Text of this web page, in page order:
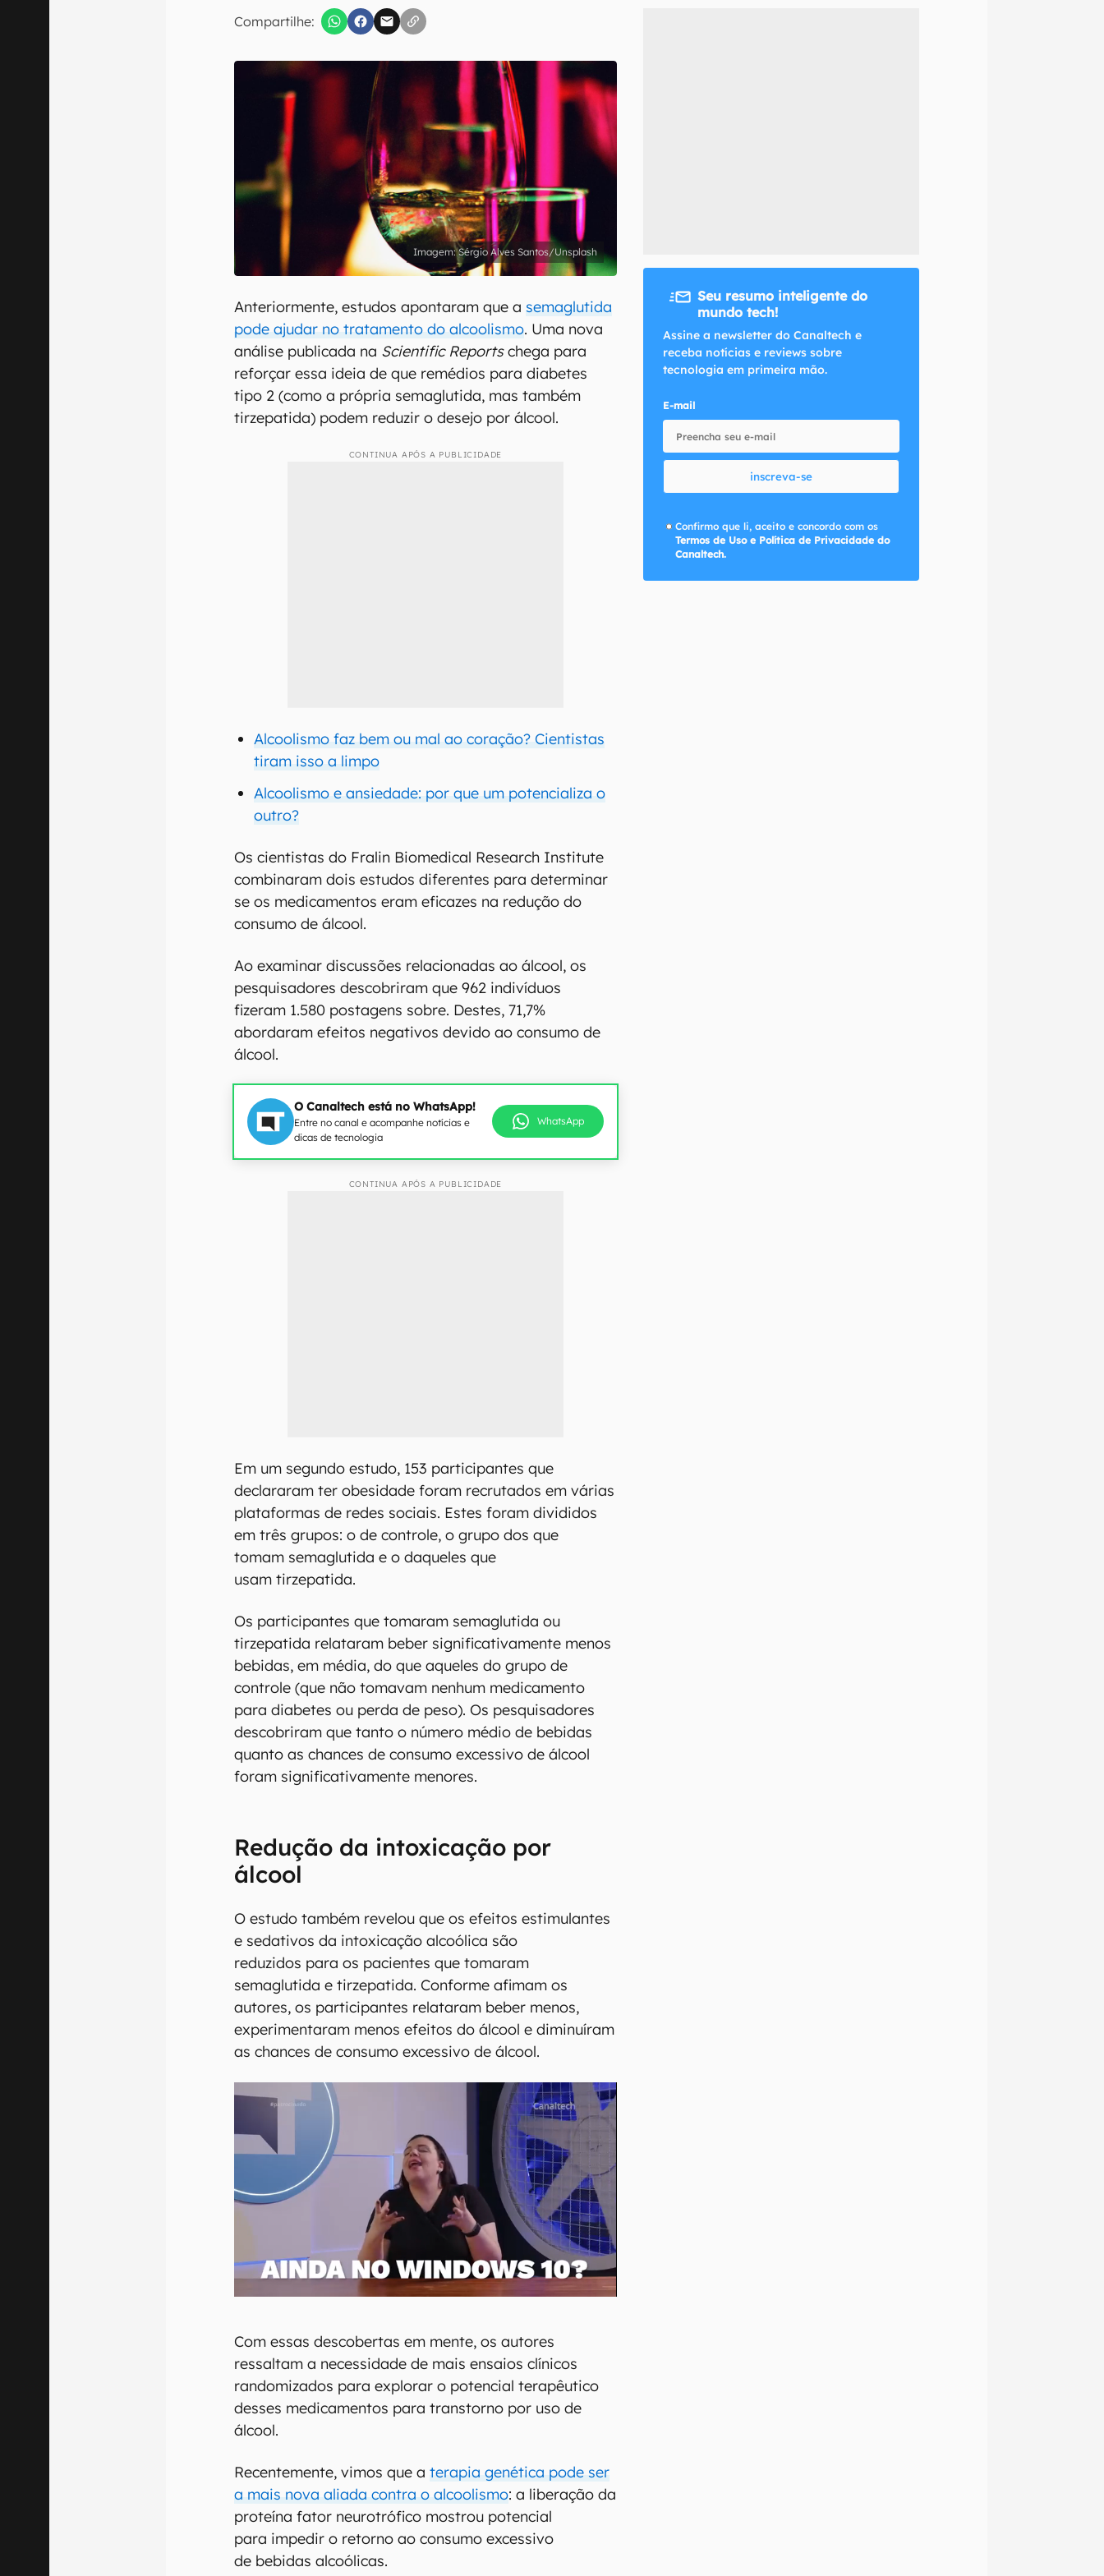
Compartilhe:
Confirmo que li, aceito e concordo com os Termos de Uso e Política de Privacidade do Canaltech.
Sérgio Alves Santos/Unsplash
Anteriormente, estudos apontaram que asemaglutida
pode ajudar no tratamento do alcoolismo. Uma nova
análise publicada na Scientific Reportschega para
reforçar essa ideia de que remédios para diabetes
tipo 2 (como a própria semaglutida, mas também
tirzepatida) podem reduzir o desejo por álcool.
CONTINUA APÓS A PUBLICIDADE
Alcoolismo faz bem ou mal ao coração? Cientistas
tiram isso a limpo
Alcoolismo e ansiedade: por que um potencializa o
outro?
Os cientistas do Fralin Biomedical Research Institute
combinaram dois estudos diferentes para determinar
se os medicamentos eram eficazes na redução do
consumo de álcool.
Ao examinar discussões relacionadas ao álcool, os
pesquisadores descobriram que 962 indivíduos
fizeram 1.580 postagens sobre. Destes, 71,7%
abordaram efeitos negativos devido ao consumo de
álcool.
O Canaltech está no WhatsApp!
Entre no canal e acompanhe notícias e
dicas de tecnologia
WhatsApp
CONTINUA APÓS A PUBLICIDADE
Em um segundo estudo, 153 participantes que
declararam ter obesidade foram recrutados em várias
plataformas de redes sociais. Estes foram divididos
em três grupos: o de controle, o grupo dos que
tomam semaglutida e o daqueles que
usam tirzepatida.
Os participantes que tomaram semaglutida ou
tirzepatida relataram beber significativamente menos
bebidas, em média, do que aqueles do grupo de
controle (que não tomavam nenhum medicamento
para diabetes ou perda de peso). Os pesquisadores
descobriram que tanto o número médio de bebidas
quanto as chances de consumo excessivo de álcool
foram significativamente menores.
Redução da intoxicação por
álcool
O estudo também revelou que os efeitos estimulantes
e sedativos da intoxicação alcoólica são
reduzidos para os pacientes que tomaram
semaglutida e tirzepatida. Conforme afimam os
autores, os participantes relataram beber menos,
experimentaram menos efeitos do álcool e diminuíram
as chances de consumo excessivo de álcool.
Com essas descobertas em mente, os autores
ressaltam a necessidade de mais ensaios clínicos
randomizados para explorar o potencial terapêutico
desses medicamentos para transtorno por uso de
álcool.
Recentemente, vimos que aterapia genética pode ser
a mais nova aliada contra o alcoolismo: a liberação da
proteína fator neurotrófico mostrou potencial
para impedir o retorno ao consumo excessivo
de bebidas alcoólicas.
Seu resumo inteligente do
mundo tech!
Assine a newsletter do Canaltech e
receba notícias e reviews sobre
tecnologia em primeira mão.
E-mail
inscreva-se
Confirmo que li, aceito e concordo com os
Termos de Uso e Política de Privacidade do
Canaltech.